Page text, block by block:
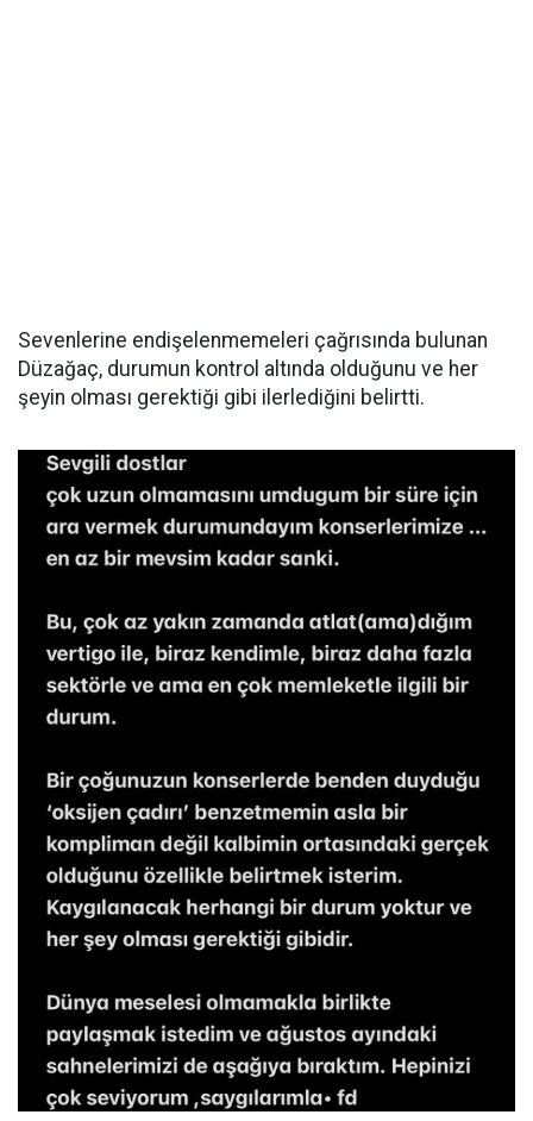
Sevenlerine endişelenmemeleri çağrısında bulunan
Düzağaç, durumun kontrol altında olduğunu ve her
şeyin olması gerektiği gibi ilerlediğini belirtti.